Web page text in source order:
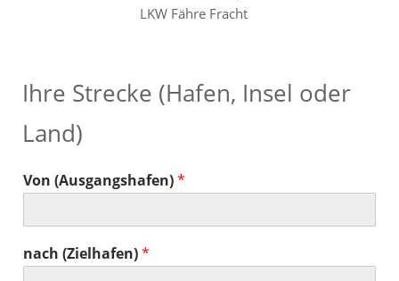
LKW Fähre Fracht
Ihre Strecke (Hafen, Insel oder
Land)
Von (Ausgangshafen)*
nach (Zielhafen)*